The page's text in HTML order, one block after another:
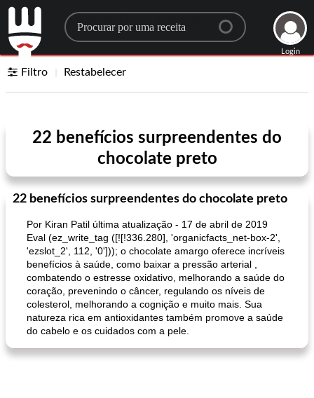
Search for a recipe
Login
Filtro Restabelecer
22 benefícios surpreendentes do
chocolate preto
22 benefícios surpreendentes do chocolate preto
Por Kiran Patil última atualização - 17 de abril de 2019
Eval (ez_write_tag ([![!336.280], 'organicfacts_net-box-2',
'ezslot_2', 112, '0'])); o chocolate amargo oferece incríveis
benefícios à saúde, como baixar a pressão arterial ,
combatendo o estresse oxidativo, melhorando a saúde do
coração, prevenindo o câncer, regulando os níveis de
colesterol, melhorando a cognição e muito mais. Sua
natureza rica em antioxidantes também promove a saúde
do cabelo e os cuidados com a pele.